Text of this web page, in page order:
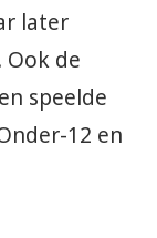
later
Ook de
speelde
12 en